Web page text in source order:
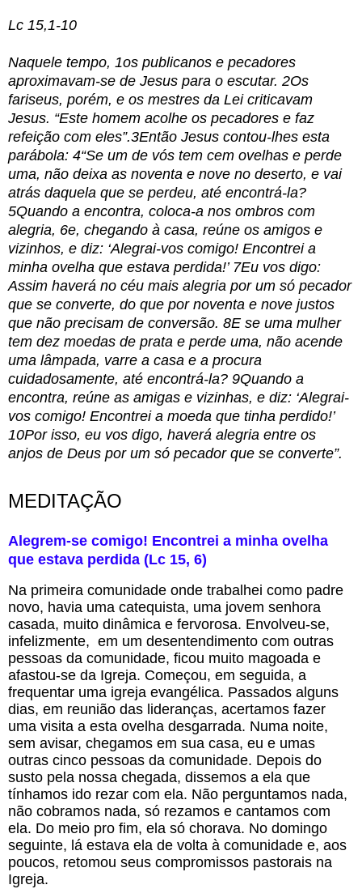
Lc 15,1-10
Naquele tempo, 1os publicanos e pecadores
aproximavam-se de Jesus para o escutar. 2Os
fariseus, porém, e os mestres da Lei criticavam
Jesus. “Este homem acolhe os pecadores e faz
refeição com eles”.3Então Jesus contou-lhes esta
parábola: 4“Se um de vós tem cem ovelhas e perde
uma, não deixa as noventa e nove no deserto, e vai
atrás daquela que se perdeu, até encontrá-la?
5Quando a encontra, coloca-a nos ombros com
alegria, 6e, chegando à casa, reúne os amigos e
vizinhos, e diz: ‘Alegrai-vos comigo! Encontrei a
minha ovelha que estava perdida!’ 7Eu vos digo:
Assim haverá no céu mais alegria por um só pecador
que se converte, do que por noventa e nove justos
que não precisam de conversão. 8E se uma mulher
tem dez moedas de prata e perde uma, não acende
uma lâmpada, varre a casa e a procura
cuidadosamente, até encontrá-la? 9Quando a
encontra, reúne as amigas e vizinhas, e diz: ‘Alegrai-
vos comigo! Encontrei a moeda que tinha perdido!’
10Por isso, eu vos digo, haverá alegria entre os
anjos de Deus por um só pecador que se converte”.
MEDITAÇÃO
Alegrem-se comigo! Encontrei a minha ovelha
que estava perdida (Lc 15, 6)
Na primeira comunidade onde trabalhei como padre
novo, havia uma catequista, uma jovem senhora
casada, muito dinâmica e fervorosa. Envolveu-se,
infelizmente,  em um desentendimento com outras
pessoas da comunidade, ficou muito magoada e
afastou-se da Igreja. Começou, em seguida, a
frequentar uma igreja evangélica. Passados alguns
dias, em reunião das lideranças, acertamos fazer
uma visita a esta ovelha desgarrada. Numa noite,
sem avisar, chegamos em sua casa, eu e umas
outras cinco pessoas da comunidade. Depois do
susto pela nossa chegada, dissemos a ela que
tínhamos ido rezar com ela. Não perguntamos nada,
não cobramos nada, só rezamos e cantamos com
ela. Do meio pro fim, ela só chorava. No domingo
seguinte, lá estava ela de volta à comunidade e, aos
poucos, retomou seus compromissos pastorais na
Igreja.